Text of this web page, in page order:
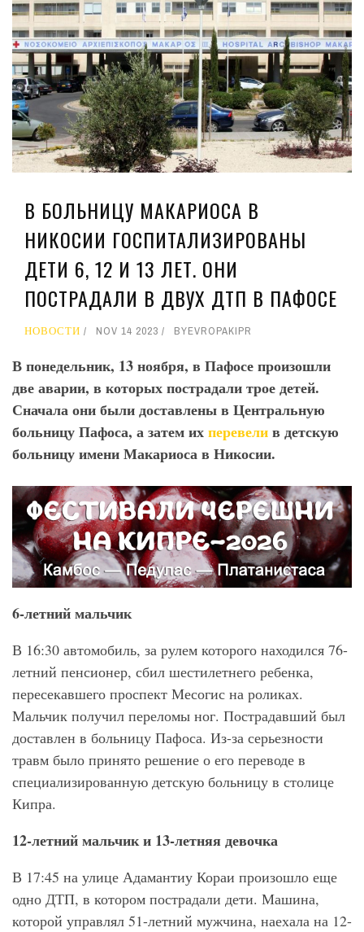
В БОЛЬНИЦУ МАКАРИОСА В
НИКОСИИ ГОСПИТАЛИЗИРОВАНЫ
ДЕТИ 6, 12 И 13 ЛЕТ. ОНИ
ПОСТРАДАЛИ В ДВУХ ДТП В ПАФОСЕ
НОВОСТИ NOV 14 2023 BYEVROPAKIPR
В понедельник, 13 ноября, в Пафосе произошли
две аварии, в которых пострадали трое детей.
Сначала они были доставлены в Центральную
больницу Пафоса, а затем ихперевелив детскую
больницу имени Макариоса в Никосии.
6-летний мальчик
В 16:30 автомобиль, за рулем которого находился 76-
летний пенсионер, сбил шестилетнего ребенка,
пересекавшего проспект Месогис на роликах.
Мальчик получил переломы ног. Пострадавший был
доставлен в больницу Пафоса. Из-за серьезности
травм было принято решение о его переводе в
специализированную детскую больницу в столице
Кипра.
12-летний мальчик и 13-летняя девочка
В 17:45 на улице Адамантиу Кораи произошло еще
одно ДТП, в котором пострадали дети. Машина,
которой управлял 51-летний мужчина, наехала на 12-